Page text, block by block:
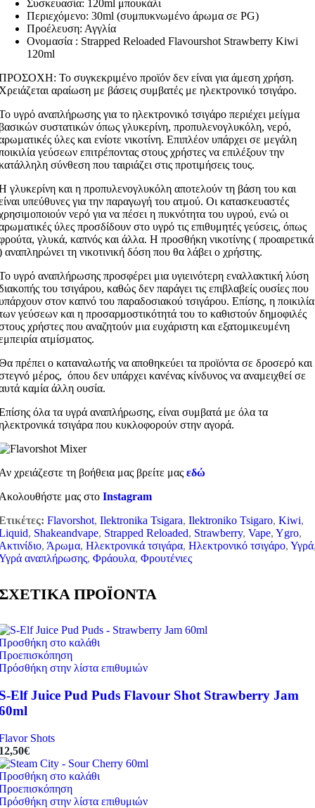
Συσκευασία: 120ml μπουκάλι
Περιεχόμενο: 30ml (συμπυκνωμένο άρωμα σε PG)
Προέλευση: Αγγλία
Ονομασία : Strapped Reloaded Flavourshot Strawberry Kiwi
120ml
Το συγκεκριμένο προϊόν δεν είναι για άμεση χρήση.
αραίωση με βάσεις συμβατές με ηλεκτρονικό τσιγάρο.
υγρό αναπλήρωσης για το ηλεκτρονικό τσιγάρο περιέχει μείγμα
συστατικών όπως γλυκερίνη, προπυλενογλυκόλη, νερό,
ύλες και ενίοτε νικοτίνη. Επιπλέον υπάρχει σε μεγάλη
γεύσεων επιτρέποντας στους χρήστες να επιλέξουν την
σύνθεση που ταιριάζει στις προτιμήσεις τους.
γλυκερίνη και η προπυλενογλυκόλη αποτελούν τη βάση του και
υπεύθυνες για την παραγωγή του ατμού. Οι κατασκευαστές
νερό για να πέσει η πυκνότητα του υγρού, ενώ οι
ύλες προσδίδουν στο υγρό τις επιθυμητές γεύσεις, όπως
γλυκά, καπνός και άλλα. Η προσθήκη νικοτίνης ( προαιρετικά
αναπληρώνει τη νικοτινική δόση που θα λάβει ο χρήστης.
υγρό αναπλήρωσης προσφέρει μια υγιεινότερη εναλλακτική λύση
του τσιγάρου, καθώς δεν παράγει τις επιβλαβείς ουσίες που
στον καπνό του παραδοσιακού τσιγάρου. Επίσης, η ποικιλία
γεύσεων και η προσαρμοστικότητά του το καθιστούν δημοφιλές
χρήστες που αναζητούν μια ευχάριστη και εξατομικευμένη
ατμίσματος.
πρέπει ο καταναλωτής να αποθηκεύει τα προϊόντα σε δροσερό και
μέρος, όπου δεν υπάρχει κανένας κίνδυνος να αναμειχθεί σε
καμία άλλη ουσία.
όλα τα υγρά αναπλήρωσης, είναι συμβατά με όλα τα
τσιγάρα που κυκλοφορούν στην αγορά.
χρειάζεστε τη βοήθεια μας βρείτε μας εδώ
μας στο Instagram
Flavorshot, Ilektronika Tsigara, Ilektroniko Tsigaro, Kiwi,
, Shakeandvape, Strapped Reloaded, Strawberry, Vape, Ygro,
, Άρωμα, Ηλεκτρονικά τσιγάρα, Ηλεκτρονικό τσιγάρο, Υγρά
αναπλήρωσης, Φράουλα, Φρουτένιες
ΠΡΟΪΟΝΤΑ
στο καλάθι
στην λίστα επιθυμιών
Elf Juice Pud Puds Flavour Shot Strawberry Jam
Shots
€
στο καλάθι
στην λίστα επιθυμιών